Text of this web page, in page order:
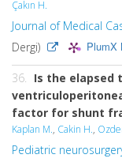
Çakın H.
Journal of Medical
Dergi)
PlumX
36. Is the elapsed
factor for shunt
Kaplan M., Cakin H.,
Pediatric